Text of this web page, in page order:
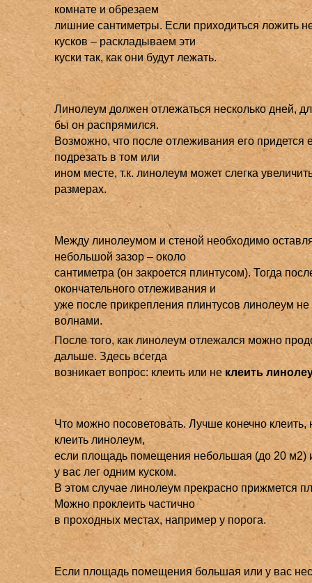
комнате и обрезаем
лишние сантиметры. Если приходиться ложить
кусков – раскладываем эти
куски так, как они будут лежать.
Линолеум должен отлежаться несколько дней,
бы он распрямился.
Возможно, что после отлеживания его придется
подрезать в том или
ином месте, т.к. линолеум может слегка
размерах.
Между линолеумом и стеной необходимо
небольшой зазор – около
сантиметра (он закроется плинтусом). Тогда
окончательного отлеживания и
уже после прикрепления плинтусов линолеум не
волнами.
После того, как линолеум отлежался можно
дальше. Здесь всегда
возникает вопрос: клеить или не клеить
Что можно посоветовать. Лучше конечно
клеить линолеум,
если площадь помещения небольшая (до 20 м2)
у вас лег одним куском.
В этом случае линолеум прекрасно прижмется
Можно проклеить частично
в проходных местах, например у порога.
Если площадь помещения большая или у вас